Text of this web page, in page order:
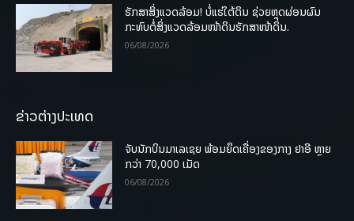
ຮັກສາສິ່ງແວດລ້ອມ! ບໍ່ແຮ່ໃຕ້ດິນ ຊ່ວຍຫຼຸດຜ່ອນຜົນ
ກະທົບຕໍ່ສິ່ງແວດລ້ອມໜ້າດິນຮັກສາໜ້າດິນ.
06/08/2026
ຂ່າວຕ່າງປະເທດ
ຈັບນັກບິນມາເລເຊຍ ພ້ອມຍຶດເຄື່ອງຂອງກາງ ຢາອີ ຫຼາຍ
ກວ່າ 70,000 ເມັດ
06/08/2026